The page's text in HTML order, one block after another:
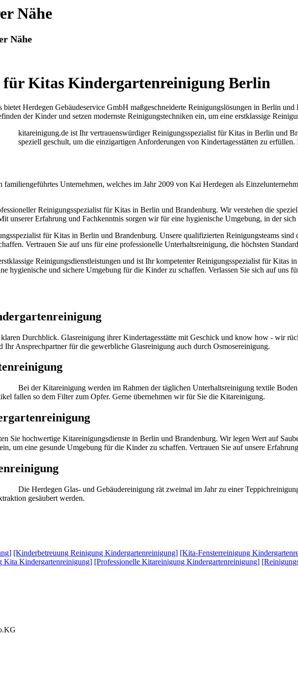
Nähe
Nähe
für Kitas Kindergartenreinigung Berlin
Herdegen Gebäudeservice GmbH maßgeschneiderte Reinigungslösungen in Berlin
der Kinder und setzen modernste Reinigungstechniken ein, um eine erstklassige
kitareinigung.de ist Ihr vertrauenswürdiger Reinigungsspezialist für Kitas in Berlin und
speziell geschult, um die einzigartigen Anforderungen von Kindertagesstätten zu
Unternehmen, welches im Jahr 2009 von Kai Herdegen als
Reinigungsspezialist für Kitas in Berlin und Brandenburg. Wir verstehen die
unserer Erfahrung und Fachkenntnis sorgen wir für eine hygienische Umgebung, in der
für Kitas in Berlin und Brandenburg. Unsere qualifizierten Reinigungsteams
Vertrauen Sie auf uns für eine professionelle Unterhaltsreinigung, die höchsten
Reinigungsdienstleistungen und ist Ihr kompetenter Reinigungsspezialist für Kitas
hygienische und sichere Umgebung für die Kinder zu schaffen. Verlassen Sie sich auf uns
Durchblick. Glasreinigung ihrer Kindertagesstätte mit Geschick und know how - wir
Ansprechpartner für die gewerbliche Glasreinigung auch durch Osmosereinigung.
Bei der Kitareinigung werden im Rahmen der täglichen Unterhaltsreinigung textile
fallen so dem Filter zum Opfer. Gerne übernehmen wir für Sie die Kitareinigung.
Sie hochwertige Kitareinigungsdienste in Berlin und Brandenburg. Wir legen Wert auf
um eine gesunde Umgebung für die Kinder zu schaffen. Vertrauen Sie auf unsere
Die Herdegen Glas- und Gebäudereinigung rät zweimal im Jahr zu einer
gesäubert werden.
[Kinderbetreuung Reinigung Kindergartenreinigung] [Kita-Fensterreinigung
Kita Kindergartenreinigung] [Professionelle Kitareinigung Kindergartenreinigung]